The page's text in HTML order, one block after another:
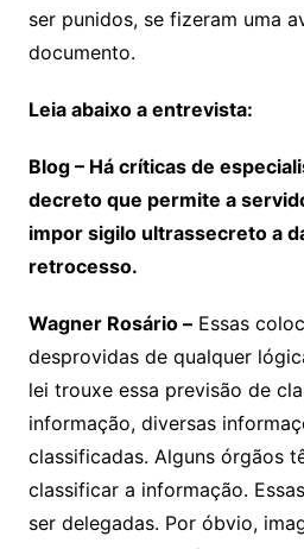
ser punidos, se fizeram uma
documento.
Leia abaixo a entrevista:
Blog – Há críticas de
decreto que permite a
impor sigilo ultrassecreto a
retrocesso.
Wagner Rosário –Essas
desprovidas de qualquer
lei trouxe essa previsão de
informação, diversas
classificadas. Alguns órgãos
classificar a informação.
ser delegadas. Por óbvio,